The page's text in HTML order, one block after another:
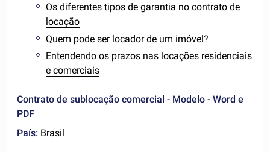
Os diferentes tipos de garantia no contrato de
locação
Quem pode ser locador de um imóvel?
Entendendo os prazos nas locações residenciais
e comerciais
Contrato de sublocação comercial - Modelo - Word e
PDF
País: Brasil